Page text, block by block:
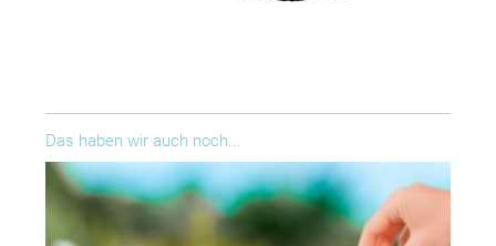
Das haben wir auch noch...